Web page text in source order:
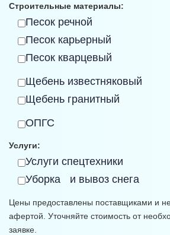
Строительные материалы:
Песок речной
Песок карьерный
Песок кварцевый
Щебень известняковый
Щебень гранитный
ОПГС
Услуги:
Услуги спецтехники
Уборка и вывоз снега
Цены предоставлены поставщиками и
афертой. Уточняйте стоимость от
заявке.